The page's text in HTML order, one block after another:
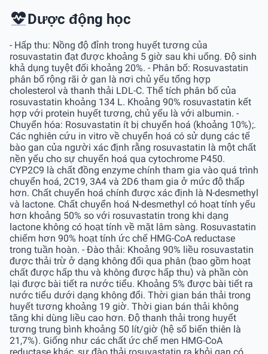
Dược động học
- Hấp thu: Nồng độ đỉnh trong huyết tương của
rosuvastatin đạt được khoảng 5 giờ sau khi uống. Ðộ sinh
khả dụng tuyệt đối khoảng 20%. - Phân bố: Rosuvastatin
phân bố rộng rãi ở gan là nơi chủ yếu tổng hợp
cholesterol và thanh thải LDL-C. Thể tích phân bố của
rosuvastatin khoảng 134 L. Khoảng 90% rosuvastatin kết
hợp với protein huyết tương, chủ yếu là với albumin. -
Chuyển hóa: Rosuvastatin ít bị chuyển hoá (khoảng 10%);.
Các nghiên cứu in vitro về chuyển hoá có sử dụng các tế
bào gan của người xác định rằng rosuvastatin là một chất
nền yếu cho sự chuyển hoá qua cytochrome P450.
CYP2C9 là chất đồng enzyme chính tham gia vào quá trình
chuyển hoá, 2C19, 3A4 và 2D6 tham gia ở mức độ thấp
hơn. Chất chuyển hoá chính được xác định là N-desmethyl
và lactone. Chất chuyển hoá N-desmethyl có hoạt tính yếu
hơn khoảng 50% so với rosuvastatin trong khi dạng
lactone không có hoạt tính về mặt lâm sàng. Rosuvastatin
chiếm hơn 90% hoạt tính ức chế HMG-CoA reductase
trong tuần hoàn. - Ðào thải: Khoảng 90% liều rosuvastatin
được thải trừ ở dạng không đổi qua phân (bao gồm hoạt
chất được hấp thu và không được hấp thu) và phần còn
lại được bài tiết ra nước tiểu. Khoảng 5% được bài tiết ra
nước tiểu dưới dạng không đổi. Thời gian bán thải trong
huyết tương khoảng 19 giờ. Thời gian bán thải không
tăng khi dùng liều cao hơn. Ðộ thanh thải trong huyết
tương trung bình khoảng 50 lít/giờ (hệ số biến thiên là
21,7%). Giống như các chất ức chế men HMG-CoA